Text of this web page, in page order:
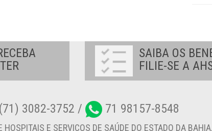
SAIBA OS
FILIE-SE A
3082-3752 / 71 98157-8548
HOSPITAIS E SERVIÇOS DE SAÚDE DO ESTADO DA BAHIA.